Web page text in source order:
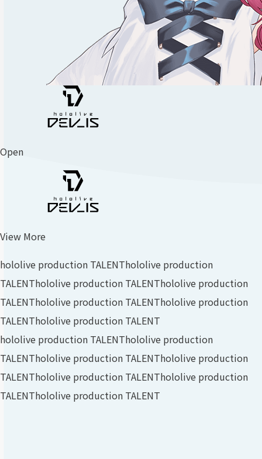
Open
View More
hololive production TALENThololive production
TALENThololive production TALENThololive production
TALENThololive production TALENThololive production
TALENThololive production TALENT
hololive production TALENThololive production
TALENThololive production TALENThololive production
TALENThololive production TALENThololive production
TALENThololive production TALENT